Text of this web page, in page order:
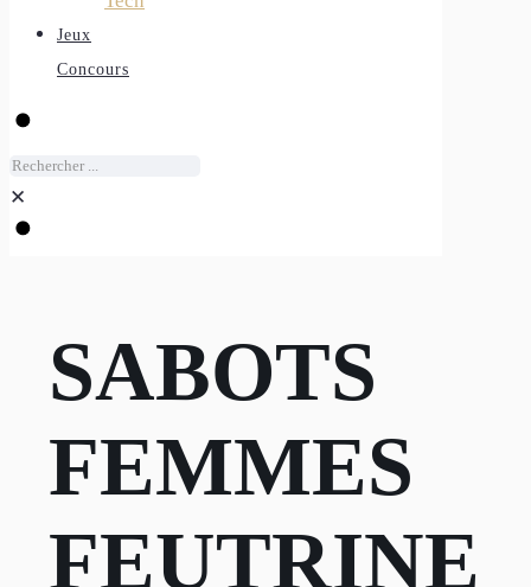
Jeux
Concours
✕
SABOTS
FEMMES
FEUTRINE